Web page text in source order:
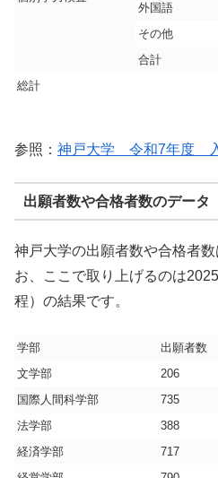
外国語
その他
合計
総計
参照： 神戸大学 令和7年度
出願者数や合格者数のデータ
神戸大学の出願者数や合格者
お、ここで取り上げるのは
程）の結果です。
学部 出願者数
文学部
206
国際人間科学部
735
法学部
388
経済学部
717